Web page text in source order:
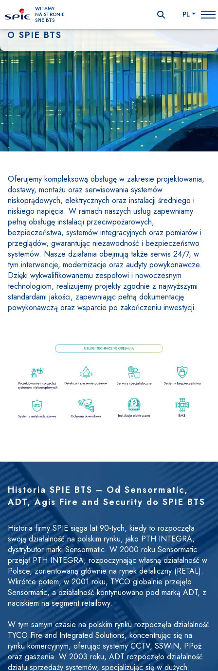
WITAMY
NA STRONIE
SPIE BTS
PL
O SPIE BTS
Treść
Oferujemy kompleksową obsługę w zakresie projektowania,
dostawy, montażu oraz serwisowania systemów
niskoprądowych, elektrycznych oraz instalacji średniego i
niskiego napięcia. W ramach naszych usług zapewniamy
pełną obsługę instalacji przeciwpożarowych,
bezpieczeństwa, systemów integracyjnych oraz pomiarów i
przeglądów, gwarantując niezawodność i bezpieczeństwo
systemów. Nasze działania obejmują także serwis 24/7, w
tym interwencje, modernizacje oraz audyty powykonawcze.
Dzięki wykwalifikowanemu zespołowi i nowoczesnym
technologiom, realizujemy projekty zgodnie z najwyższymi
standardami jakości, zapewniając pełną dokumentację
powykonawczą oraz wsparcie po zakończeniu inwestycji.
Treść
Historia SPIE BTS – Od Sensormatic,
ADT, Agis Fire and Security do SPIE BTS
Historia firmy SPIE sięga lat 90-tych, kiedy to rozpoczęła
swoją działalność na polskim rynku, jako PTH INTEGRA,
dystrybutor marki Sensormatic. W 2000 roku Sensormatic
przejął PTH INTEGRA, rozpoczynając własną działalność w
Polsce, zorientowaną głównie na rynek detaliczny (RETAL).
Wkrótce potem, w 2001 roku, TYCO globalnie przejęło
Sensormatic, a działalność kontynuowano pod marką ADT, z
naciskiem na segment retailowy.
W tym samym czasie na polskim rynku rozpoczęła działalność
TYCO Fire and Integrated Solutions, koncentrując się na
rynku komercyjnym, oferując systemy CCTV, SSWiN, PPoż
oraz gaszenia. W 2003 roku, ADT rozpoczęło działalność
działu sprzedaży systemów, specjalizując się w dużych